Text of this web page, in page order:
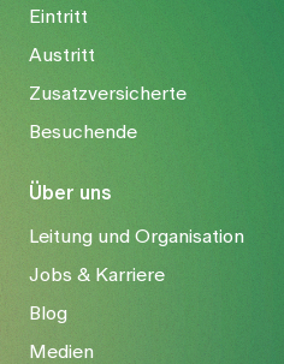
Eintritt
Austritt
Zusatzversicherte
Besuchende
Über uns
Leitung und Organisation
Jobs & Karriere
Blog
Medien